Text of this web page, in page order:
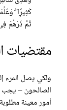
كَثِيرًۭا
ثُمَّ ذَرْهُمْ
مقتضيات
ولكي يصل المرء
الصالحون – يجب
أمور معينة